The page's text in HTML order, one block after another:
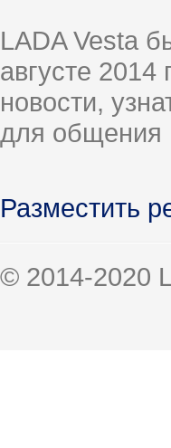
LADA Vesta
августе
новости,
для общения
Разместить
© 2014-2020